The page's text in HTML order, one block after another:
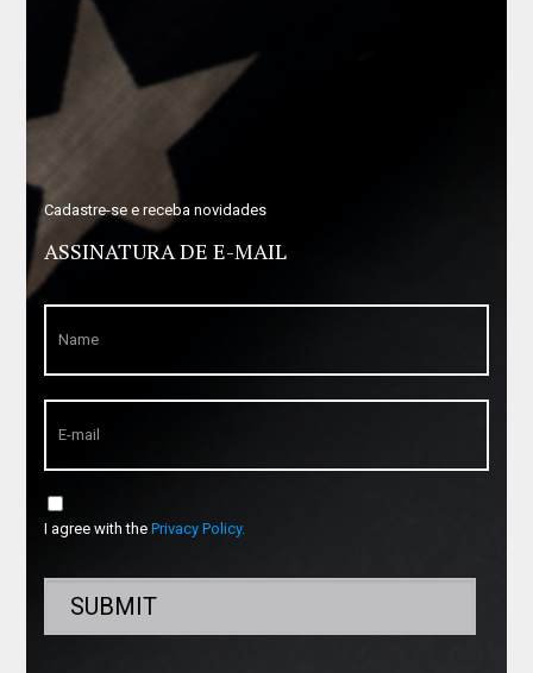
Cadastre-se e receba novidades
ASSINATURA DE E-MAIL
I agree with the Privacy Policy.
SUBMIT